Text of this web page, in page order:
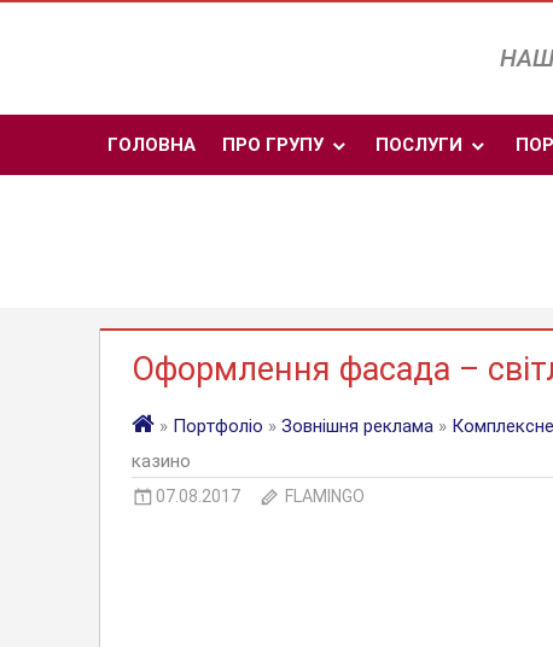
ГОЛОВНА ПРО ГРУПУ ПОСЛУГИ
Оформлення фасада –
» Портфоліо » Зовнішня реклама»
казино
07.08.2017 FLAMINGO